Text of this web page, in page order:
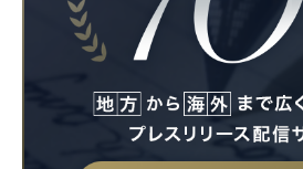
Japanese